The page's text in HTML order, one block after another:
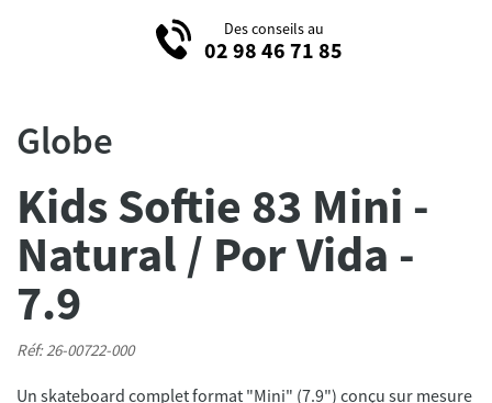
Des conseils au
02 98 46 71 85
Globe
Kids Softie 83 Mini -
Natural / Por Vida -
7.9
Réf: 26-00722-000
Un skateboard complet format "Mini" (7.9") conçu sur mesure